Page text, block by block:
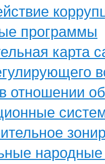
программы
карта
отношении